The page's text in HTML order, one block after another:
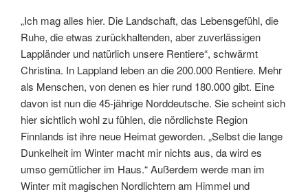
„Ich mag alles hier. Die Landschaft, das Lebensgefühl, die
Ruhe, die etwas zurückhaltenden, aber zuverlässigen
Lappländer und natürlich unsere Rentiere“, schwärmt
Christina. In Lappland leben an die 200.000 Rentiere. Mehr
als Menschen, von denen es hier rund 180.000 gibt. Eine
davon ist nun die 45-jährige Norddeutsche. Sie scheint sich
hier sichtlich wohl zu fühlen, die nördlichste Region
Finnlands ist ihre neue Heimat geworden. „Selbst die lange
Dunkelheit im Winter macht mir nichts aus, da wird es
umso gemütlicher im Haus.“ Außerdem werde man im
Winter mit magischen Nordlichtern am Himmel und